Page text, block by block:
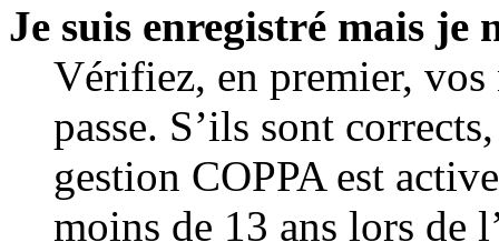
Je suis enregistré mais je
Vérifiez, en premier,
passe. S’ils sont
gestion COPPA est
moins de 13 ans lors de